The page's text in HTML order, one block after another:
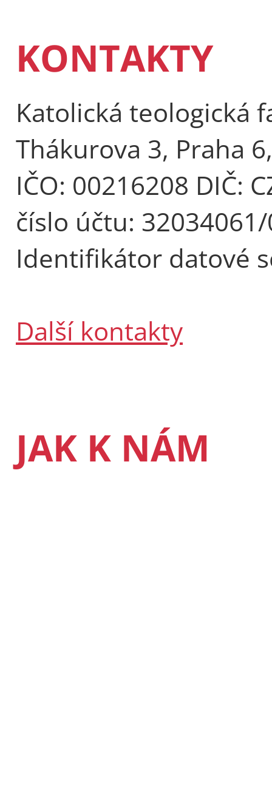
KONTAKTY
Katolická teologická
Thákurova 3, Praha
IČO: 00216208 DIČ:
číslo účtu:
Identifikátor datové
Další kontakty
JAK K NÁM